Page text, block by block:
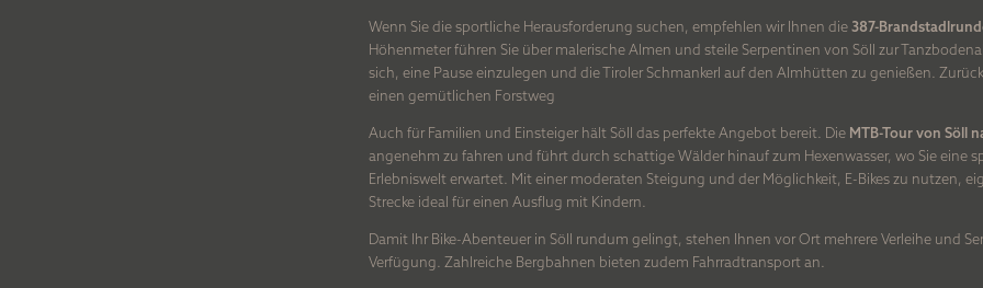
ZIMMER UND PREISE WELLNESS UND SPA
Wenn Sie die sportliche Herausforderung suchen, empfehlen wir Ihnen die387-
Höhenmeter führen Sie über malerische Almen und steile Serpentinen von Söll zur
sich, eine Pause einzulegen und die Tiroler Schmankerl auf den Almhütten zu genießen.
einen gemütlichen Forstweg
Auch für Familien und Einsteiger hält Söll das perfekte Angebot bereit. Die MTB-Tour von Söll
angenehm zu fahren und führt durch schattige Wälder hinauf zum Hexenwasser, wo Sie eine
Erlebniswelt erwartet. Mit einer moderaten Steigung und der Möglichkeit, E-Bikes zu nutzen,
Strecke ideal für einen Ausflug mit Kindern.
Damit Ihr Bike-Abenteuer in Söll rundum gelingt, stehen Ihnen vor Ort mehrere Verleihe und
Verfügung. Zahlreiche Bergbahnen bieten zudem Fahrradtransport an.
VORNAME
NACHNAME